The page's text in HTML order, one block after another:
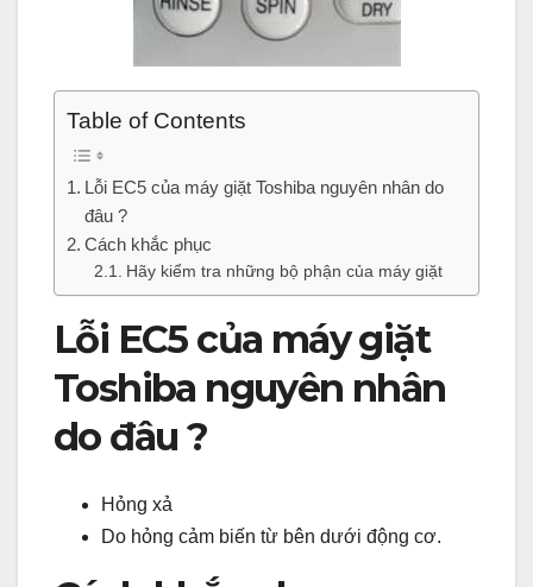
Table of Contents
Lỗi EC5 của máy giặt Toshiba nguyên nhân do
đâu ?
Cách khắc phục
Hãy kiểm tra những bộ phận của máy giặt
Lỗi EC5 của máy giặt
Toshiba nguyên nhân
do đâu ?
Hỏng xả
Do hỏng cảm biến từ bên dưới động cơ.